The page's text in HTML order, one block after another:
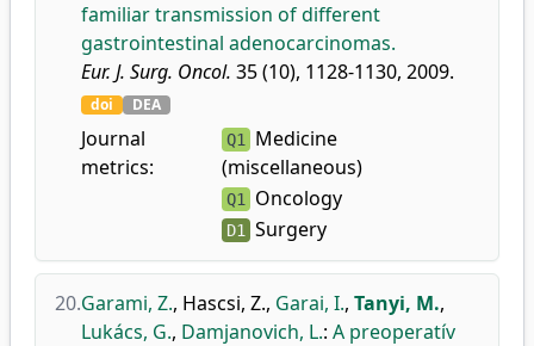
familiar transmission of different
gastrointestinal adenocarcinomas.
Eur. J. Surg. Oncol. 35 (10), 1128-1130, 2009.
doi DEA
Journal
metrics:
Q1 Medicine
(miscellaneous)
Q1 Oncology
D1 Surgery
20.Garami, Z., Hascsi, Z., Garai, I., Tanyi, M.,
Lukács, G., Damjanovich, L.: A preoperatív